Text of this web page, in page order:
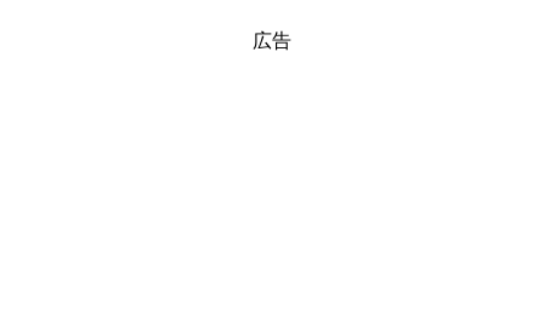
広告